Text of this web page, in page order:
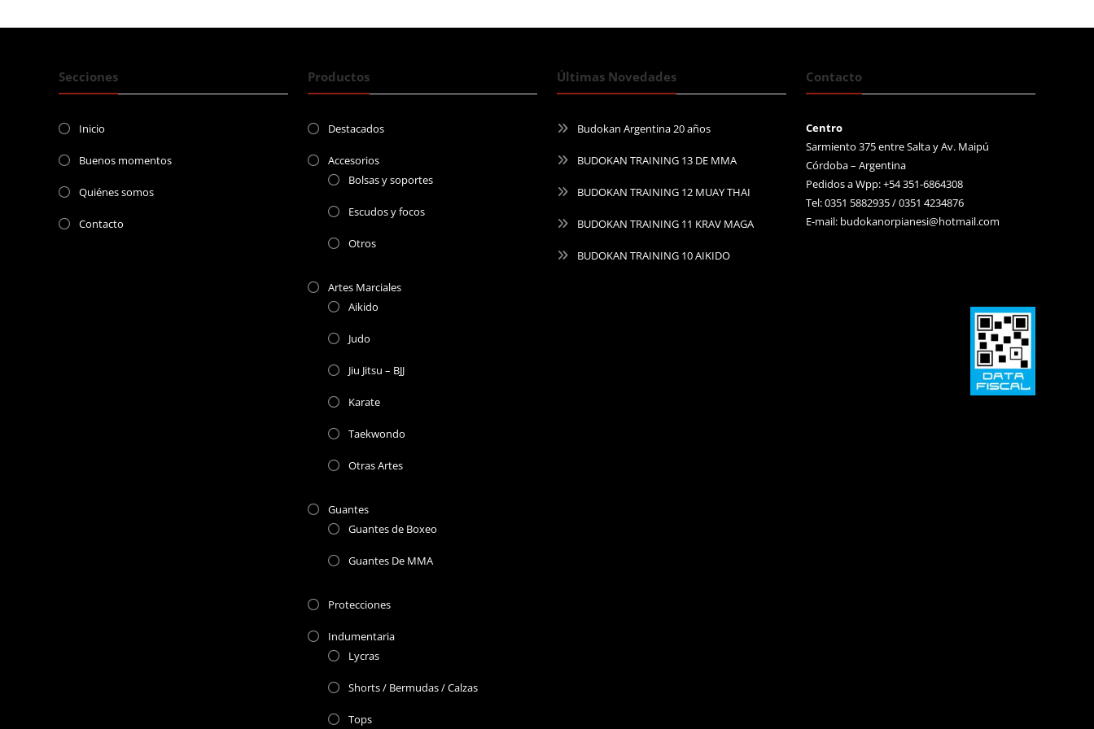
Secciones
Inicio
Buenos momentos
Quiénes somos
Contacto
Productos
Destacados
Accesorios
Bolsas y soportes
Escudos y focos
Otros
Artes Marciales
Aikido
Judo
Jiu Jitsu – BJJ
Karate
Taekwondo
Otras Artes
Guantes
Guantes de Boxeo
Guantes De MMA
Protecciones
Indumentaria
Lycras
Shorts / Bermudas / Calzas
Tops
Últimas Novedades
Budokan Argentina 20 años
BUDOKAN TRAINING 13 DE MMA
BUDOKAN TRAINING 12 MUAY THAI
BUDOKAN TRAINING 11 KRAV MAGA
BUDOKAN TRAINING 10 AIKIDO
Contacto
Centro
Sarmiento 375 entre Salta y Av. Maipú
Córdoba – Argentina
Pedidos a Wpp: +54 351-6864308
Tel: 0351 5882935 / 0351 4234876
E-mail: budokanorpianesi@hotmail.com